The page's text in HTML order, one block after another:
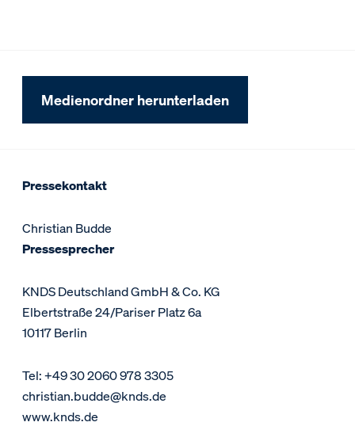
Medienordner herunterladen
Pressekontakt
Christian Budde
Pressesprecher
KNDS Deutschland GmbH & Co. KG
Elbertstraße 24/Pariser Platz 6a
10117 Berlin
Tel: +49 30 2060 978 3305
christian.budde@knds.de
www.knds.de